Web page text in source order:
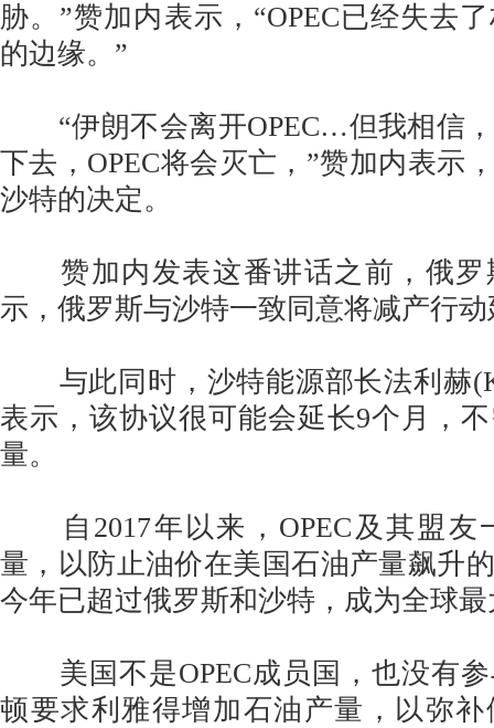
胁。”赞加内表示，“OPEC已经失去
的边缘。”
“伊朗不会离开OPEC…但我相信，
下去，OPEC将会灭亡，”赞加内表示
沙特的决定。
赞加内发表这番讲话之前，俄罗
示，俄罗斯与沙特一致同意将减产行
与此同时，沙特能源部长法利赫
表示，该协议很可能会延长9个月，
量。
自2017年以来，OPEC及其盟友
量，以防止油价在美国石油产量飙升
今年已超过俄罗斯和沙特，成为全球
美国不是OPEC成员国，也没有参
顿要求利雅得增加石油产量，以弥